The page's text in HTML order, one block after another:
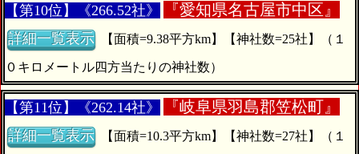
【第10位】《266.52社》 『愛知県名古屋市中区』
詳細一覧表示
０キロメートル四方当たりの神社数）
【第11位】《262.14社》 『岐阜県羽島郡笠松町』
詳細一覧表示